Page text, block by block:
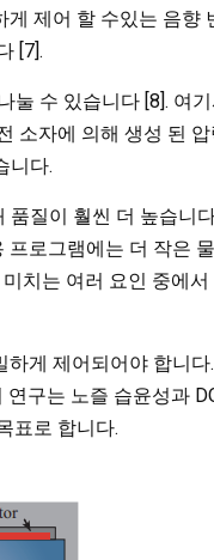
제어 할 수있는 음향
[7].
눌 수 있습니다 [8]. 여
소자에 의해 생성 된
니다.
질이 훨씬 더 높습니
로그램에는 더 작은
치는 여러 요인 중에
게 제어되어야 합니
구는 노즐 습윤성과
표로 합니다.